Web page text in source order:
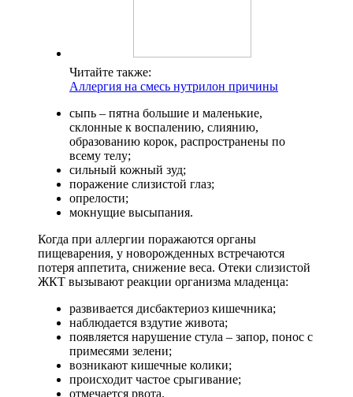
Читайте также:
Аллергия на смесь нутрилон причины
сыпь – пятна большие и маленькие,
склонные к воспалению, слиянию,
образованию корок, распространены по
всему телу;
сильный кожный зуд;
поражение слизистой глаз;
опрелости;
мокнущие высыпания.
Когда при аллергии поражаются органы
пищеварения, у новорожденных встречаются
потеря аппетита, снижение веса. Отеки слизистой
ЖКТ вызывают реакции организма младенца:
развивается дисбактериоз кишечника;
наблюдается вздутие живота;
появляется нарушение стула – запор, понос с
примесями зелени;
возникают кишечные колики;
происходит частое срыгивание;
отмечается рвота.